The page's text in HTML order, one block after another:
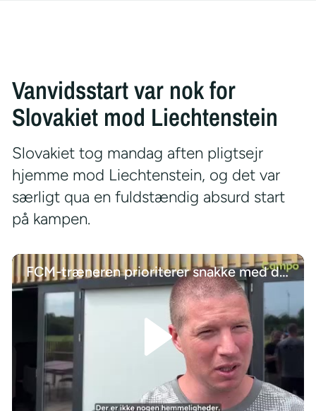
Vanvidsstart var nok for
Slovakiet mod Liechtenstein
Slovakiet tog mandag aften pligtsejr
hjemme mod Liechtenstein, og det var
særligt qua en fuldstændig absurd start
på kampen.
FCM-træneren prioriterer snakke med de unge talenter